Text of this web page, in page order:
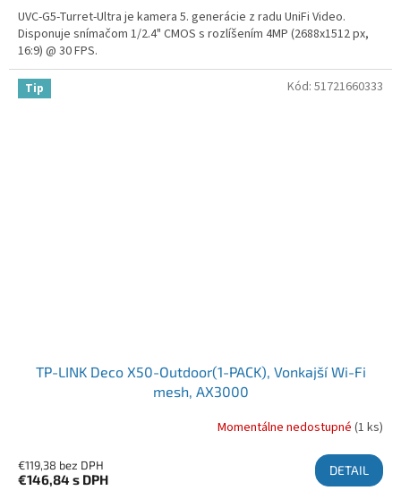
UVC-G5-Turret-Ultra je kamera 5. generácie z radu UniFi Video.
Disponuje snímačom 1/2.4" CMOS s rozlíšením 4MP (2688x1512 px,
16:9) @ 30 FPS.
Tip
TP-LINK Deco X50-Outdoor(1-PACK), Vonkajší Wi-Fi
mesh, AX3000
Momentálne nedostupné (1 ks)
€119,38 bez DPH
€146,84 s DPH
DETAIL
Kód: 51721660333